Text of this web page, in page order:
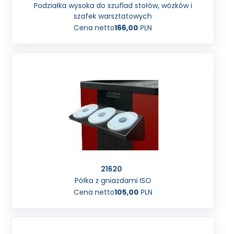
Podziałka wysoka do szuflad stołów, wózków i
szafek warsztatowych
Cena netto166,00 PLN
21620
Półka z gniazdami ISO
Cena netto105,00 PLN